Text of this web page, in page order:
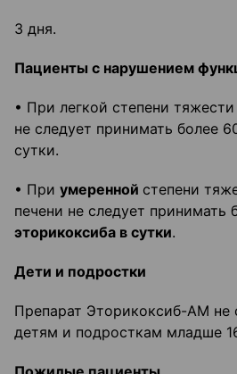
3 дня.
Пациенты с нарушением
• При легкой степени
не следует принимать более
сутки.
• При умеренной степени
печени не следует принимать
эторикоксиба в сутки.
Дети и подростки
Препарат Эторикоксиб-АМ не
детям и подросткам младше